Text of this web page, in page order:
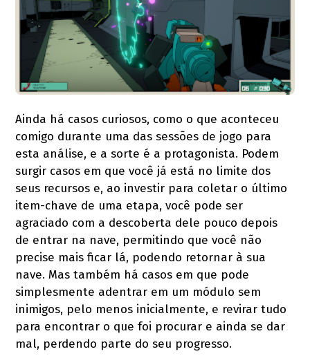
Ainda há casos curiosos, como o que aconteceu
comigo durante uma das sessões de jogo para
esta análise, e a sorte é a protagonista. Podem
surgir casos em que você já está no limite dos
seus recursos e, ao investir para coletar o último
item-chave de uma etapa, você pode ser
agraciado com a descoberta dele pouco depois
de entrar na nave, permitindo que você não
precise mais ficar lá, podendo retornar à sua
nave. Mas também há casos em que pode
simplesmente adentrar em um módulo sem
inimigos, pelo menos inicialmente, e revirar tudo
para encontrar o que foi procurar e ainda se dar
mal, perdendo parte do seu progresso.